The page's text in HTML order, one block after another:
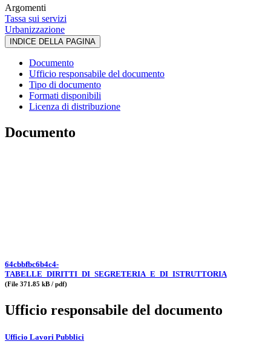
Argomenti
Tassa sui servizi
Urbanizzazione
INDICE DELLA PAGINA
Documento
Ufficio responsabile del documento
Tipo di documento
Formati disponibili
Licenza di distribuzione
Documento
64cbbfbc6b4c4-
TABELLE_DIRITTI_DI_SEGRETERIA_E_DI_ISTRUTTORIA
(File 371.85 kB / pdf)
Ufficio responsabile del documento
Ufficio Lavori Pubblici